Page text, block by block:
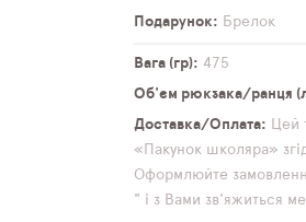
Подарунок
Брелок
Вага (гр)
475
Об'єм рюкзака/ранця
Доставка/Оплата
Цей
«Пакунок школяра»
Оформлюйте
" і з Вами зв'яжиться